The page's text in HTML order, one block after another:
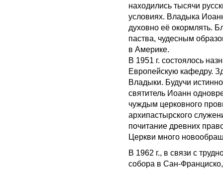
находились тысячи
условиях. Владыка
духовно её окормлять.
паства, чудесным
в Америке.
В 1951 г. состоялось
Европейскую кафедру.
Владыки. Будучи
святитель Иоанн
чуждым церковного
архипастырского
почитание древних
Церкви много
В 1962 г., в связи с
собора в Сан-